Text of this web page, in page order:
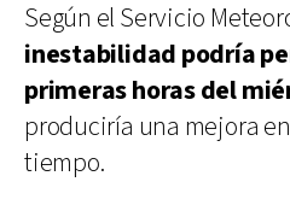
Según el Servicio
inestabilidad podría
primeras horas del
produciría una mejora
tiempo.